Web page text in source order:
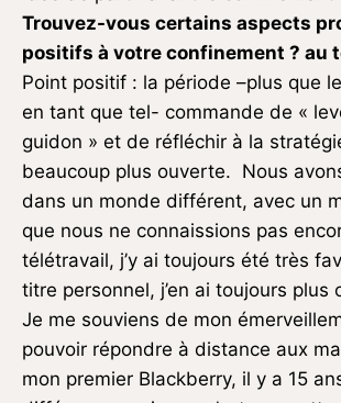
Trouvez-vous certains aspects
positifs à votre confinement ? au
Point positif : la période –plus que
en tant que tel- commande de «
guidon » et de réfléchir à la
beaucoup plus ouverte. Nous
dans un monde différent, avec un
que nous ne connaissions pas
télétravail, j’y ai toujours été très
titre personnel, j’en ai toujours plus
Je me souviens de mon
pouvoir répondre à distance aux
mon premier Blackberry, il y a 15